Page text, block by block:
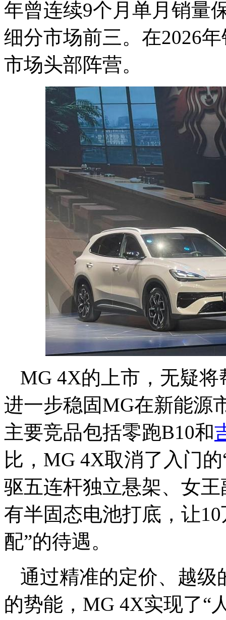
年曾连续9个月单月销量
细分市场前三。在2026
市场头部阵营。
MG 4X的上市，无疑
进一步稳固MG在新能源
主要竞品包括零跑B10和
比，MG 4X取消了入门
驱五连杆独立悬架、女
有半固态电池打底，让
配”的待遇。
通过精准的定价、越级
的势能，MG 4X实现了“